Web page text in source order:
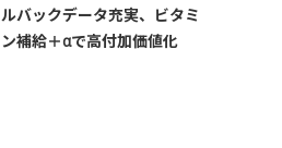
ルバックデータ充実、ビタミ
ン補給＋αで高付加価値化